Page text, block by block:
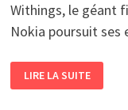
Withings, le géant
Nokia poursuit
AVOIR
DIGÉRÉ
LIRE LA SUITE